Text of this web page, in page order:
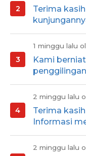
Terima
1 minggu lalu
Kami
2 minggu lalu
Terima
Informasi
2 minggu lalu